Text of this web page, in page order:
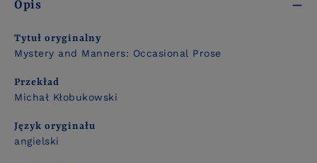
Opis
Tytuł oryginalny
Mystery and Manners: Occasional Prose
Przekład
Michał Kłobukowski
Język oryginału
angielski